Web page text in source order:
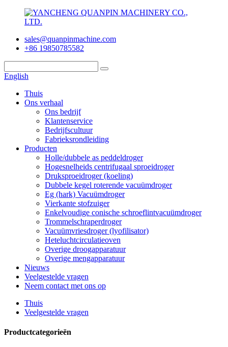
sales@quanpinmachine.com
+86 19850785582
English
Thuis
Ons verhaal
Ons bedrijf
Klantenservice
Bedrijfscultuur
Fabrieksrondleiding
Producten
Holle/dubbele as peddeldroger
Hogesnelheids centrifugaal sproeidroger
Druksproeidroger (koeling)
Dubbele kegel roterende vacuümdroger
Eg (hark) Vacuümdroger
Vierkante stofzuiger
Enkelvoudige conische schroeflintvacuümdroger
Trommelschraperdroger
Vacuümvriesdroger (lyofilisator)
Heteluchtcirculatieoven
Overige droogapparatuur
Overige mengapparatuur
Nieuws
Veelgestelde vragen
Neem contact met ons op
Thuis
Veelgestelde vragen
Productcategorieën